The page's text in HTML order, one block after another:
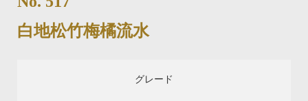
白地松竹梅橘流水
グレード